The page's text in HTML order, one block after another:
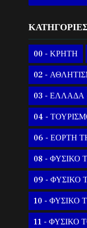
00 - ΚΡΗΤΗ
02 -
03 -
04 -
06 - ΕΟΡΤΗ
08 - ΦΥΣΙΚΟ
09 - ΦΥΣΙΚΟ
10 - ΦΥΣΙΚΟ
11 - ΦΥΣΙΚΟ